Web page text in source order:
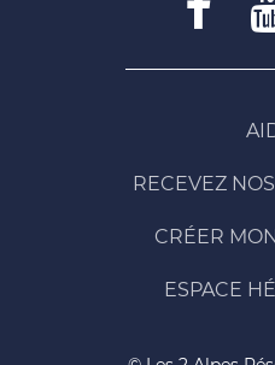
RECEVEZ
CRÉER
ESPACE